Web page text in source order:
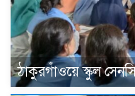
ঠাকুরগাঁওয়ে স্কুল